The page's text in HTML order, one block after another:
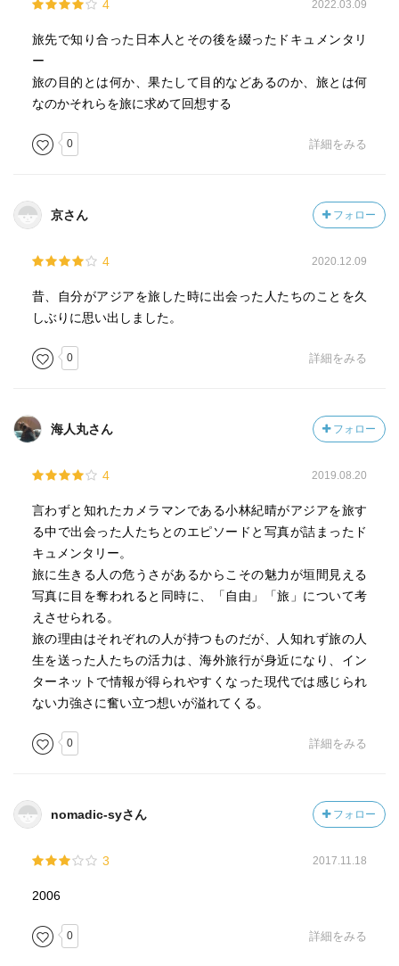
4 2022.03.09
旅先で知り合った日本人とその後を綴ったドキュメンタリ
ー
旅の目的とは何か、果たして目的などあるのか、旅とは何
なのかそれらを旅に求めて回想する
0 詳細をみる
京さん フォロー
4 2020.12.09
昔、自分がアジアを旅した時に出会った人たちのことを久
しぶりに思い出しました。
0 詳細をみる
海人丸さん フォロー
4 2019.08.20
言わずと知れたカメラマンである小林紀晴がアジアを旅す
る中で出会った人たちとのエピソードと写真が詰まったド
キュメンタリー。
旅に生きる人の危うさがあるからこその魅力が垣間見える
写真に目を奪われると同時に、「自由」「旅」について考
えさせられる。
旅の理由はそれぞれの人が持つものだが、人知れず旅の人
生を送った人たちの活力は、海外旅行が身近になり、イン
ターネットで情報が得られやすくなった現代では感じられ
ない力強さに奮い立つ想いが溢れてくる。
0 詳細をみる
nomadic-syさん フォロー
3 2017.11.18
2006
0 詳細をみる